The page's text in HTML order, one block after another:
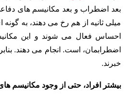
بعد اضطراب و بعد مکانیسم های
میلی ثانیه از هم رخ می دهند، به
احساس فعال می شوند و این
اضطرابمان، است. انجام می دهند.
خبرند.
بیشتر افراد، حتی از وجود مکانیسم